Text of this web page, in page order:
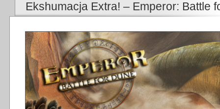
Ekshumacja Extra! – Emperor: Battle